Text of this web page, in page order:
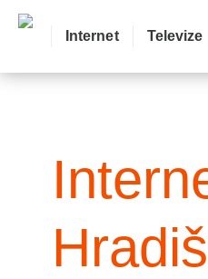
Internet Televize
: Mapa pokrytí ulice